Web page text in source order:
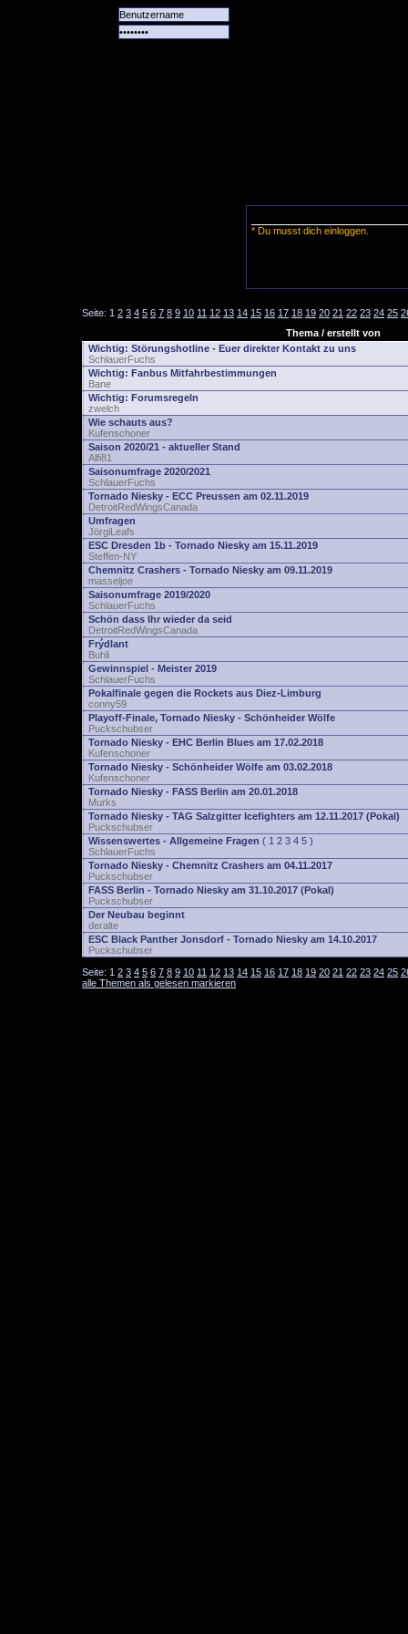
* Du musst dich einloggen.
Seite: 1 2 3 4 5 6 7 8 9 10 11 12 13 14 15 16 17 18 19 20 21 22 23 24 25
Thema / erstellt von
Wichtig: Störungshotline - Euer direkter Kontakt zu uns
SchlauerFuchs
Wichtig: Fanbus Mitfahrbestimmungen
Bane
Wichtig: Forumsregeln
zwelch
Wie schauts aus?
Kufenschoner
Saison 2020/21 - aktueller Stand
Alfi81
Saisonumfrage 2020/2021
SchlauerFuchs
Tornado Niesky - ECC Preussen am 02.11.2019
DetroitRedWingsCanada
Umfragen
JörgiLeafs
ESC Dresden 1b - Tornado Niesky am 15.11.2019
Steffen-NY
Chemnitz Crashers - Tornado Niesky am 09.11.2019
masseljoe
Saisonumfrage 2019/2020
SchlauerFuchs
Schön dass Ihr wieder da seid
DetroitRedWingsCanada
Frýdlant
Buhli
Gewinnspiel - Meister 2019
SchlauerFuchs
Pokalfinale gegen die Rockets aus Diez-Limburg
conny59
Playoff-Finale, Tornado Niesky - Schönheider Wölfe
Puckschubser
Tornado Niesky - EHC Berlin Blues am 17.02.2018
Kufenschoner
Tornado Niesky - Schönheider Wölfe am 03.02.2018
Kufenschoner
Tornado Niesky - FASS Berlin am 20.01.2018
Murks
Tornado Niesky - TAG Salzgitter Icefighters am 12.11.2017 (Pokal)
Puckschubser
Wissenswertes - Allgemeine Fragen ( 1 2 3 4 5 )
SchlauerFuchs
Tornado Niesky - Chemnitz Crashers am 04.11.2017
Puckschubser
FASS Berlin - Tornado Niesky am 31.10.2017 (Pokal)
Puckschubser
Der Neubau beginnt
deralte
ESC Black Panther Jonsdorf - Tornado Niesky am 14.10.2017
Puckschubser
Seite: 1 2 3 4 5 6 7 8 9 10 11 12 13 14 15 16 17 18 19 20 21 22 23 24 25
alle Themen als gelesen markieren